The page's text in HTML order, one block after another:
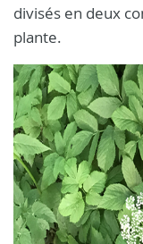
divisés en deux
plante.